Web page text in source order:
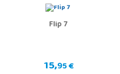
Flip 7
15,95 €